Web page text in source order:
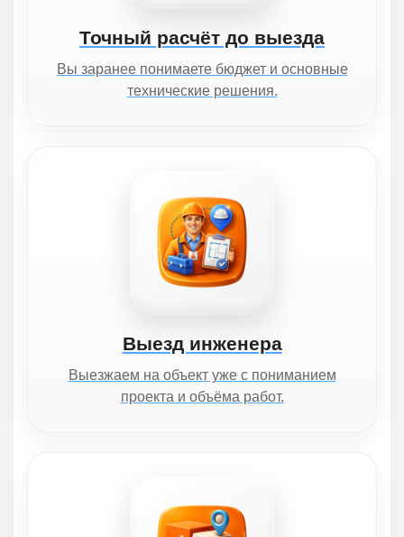
Точный расчёт до выезда
Вы заранее понимаете бюджет и основные
технические решения.
Выезд инженера
Выезжаем на объект уже с пониманием
проекта и объёма работ.